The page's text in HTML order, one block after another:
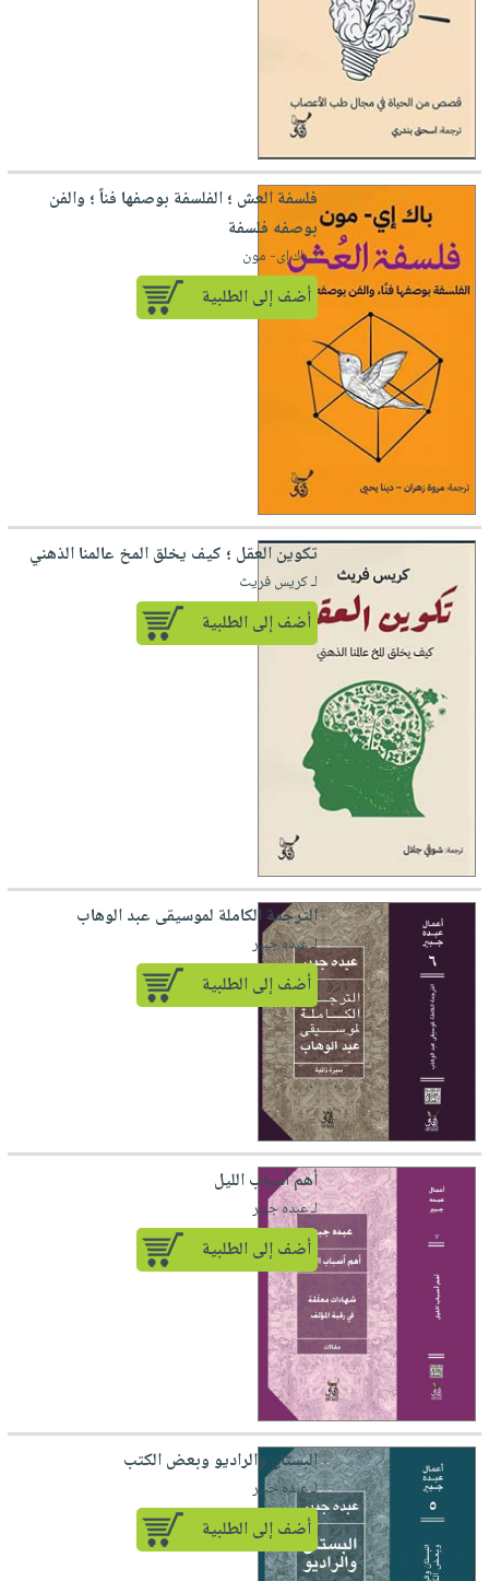
فلسفة العش ؛ الفلسفة بوصفها فناً ؛ والفن
بوصفه فلسفة
لـ باك إى- مون
أضف إلى الطلبية
تكوين العقل ؛ كيف يخلق المخ عالمنا الذهني
لـ كريس فريث
أضف إلى الطلبية
الترجمة الكاملة لموسيقى عبد الوهاب
لـ عبده جبير
أضف إلى الطلبية
أهم أسباب الليل
لـ عبده جبير
أضف إلى الطلبية
البستان والراديو وبعض الكتب
لـ عبده جبير
أضف إلى الطلبية